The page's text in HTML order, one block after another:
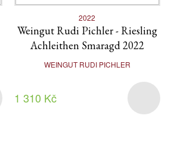
2022
Weingut Rudi Pichler - Riesling
Achleithen Smaragd 2022
WEINGUT RUDI PICHLER
1 310 Kč